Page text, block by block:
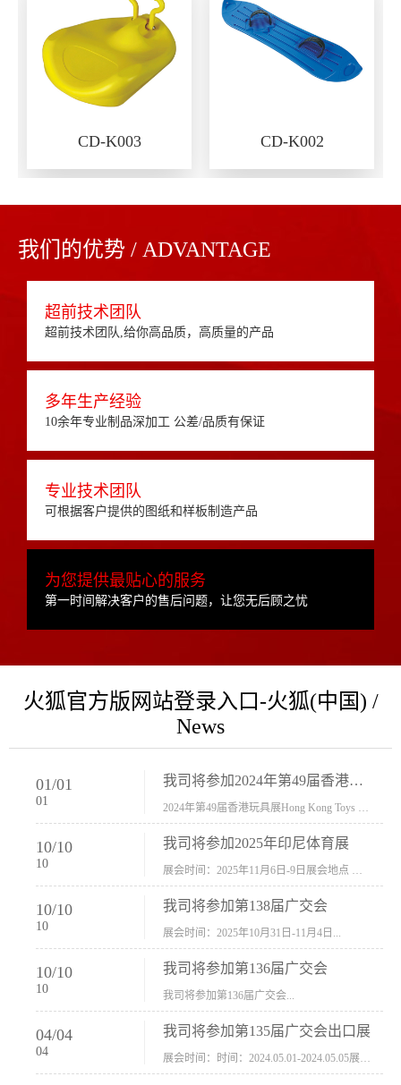
CD-K003 CD-K002
我们的优势 / ADVANTAGE
超前技术团队
超前技术团队,给你高品质，高质量的产品
多年生产经验
10余年专业制品深加工 公差/品质有保证
专业技术团队
可根据客户提供的图纸和样板制造产品
为您提供最贴心的服务
第一时间解决客户的售后问题，让您无后顾之忧
火狐官方版网站登录入口-火狐(中国) /
News
01/01
01
我司将参加2024年第49届香港玩具展Hong Kong Toys & Games Fair 欢迎新···
10/10
10
我司将参加2025年印尼体育展
10/10
10
我司将参加第138届广交会
展会时间：2025年10月31日-11月4日...
10/10
10
我司将参加第136届广交会
我司将参加第136届广交会...
04/04
04
我司将参加第135届广交会出口展
展会时间：时间：2024.05.01-2024.05.05展会地址：中国进出口商品交易会展馆福建康莱宝公司展位号12.1G37-38、H11-12，浙江康莱宝展位号17.1B23-24、C19-20...